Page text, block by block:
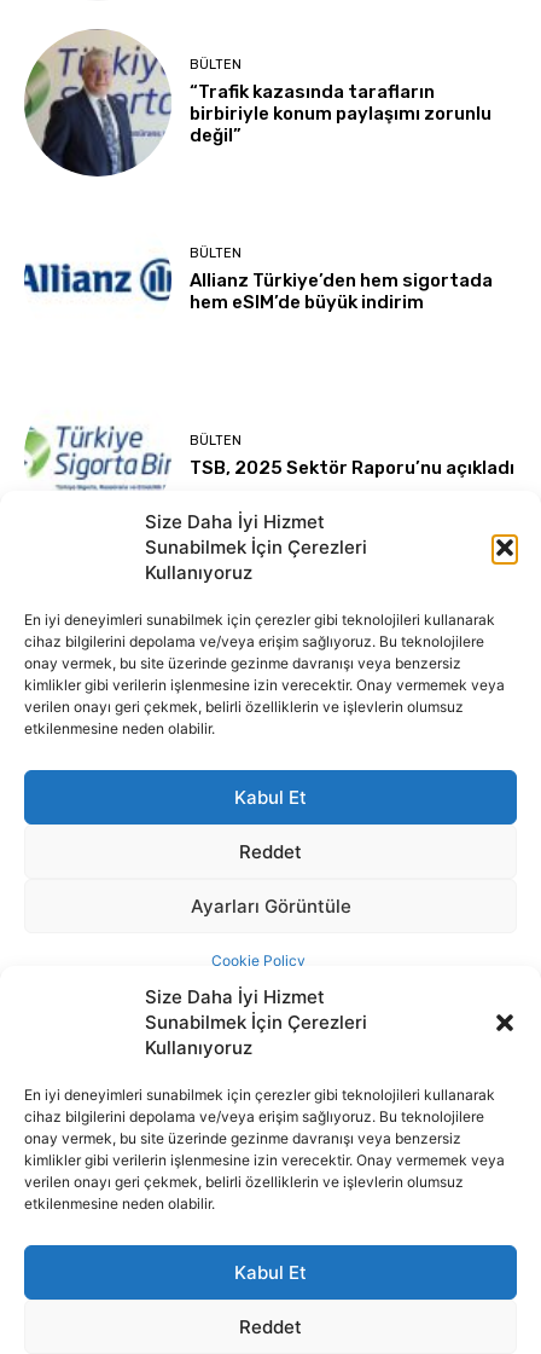
Size Daha İyi Hizmet
Sunabilmek İçin Çerezleri
Kullanıyoruz
En iyi deneyimleri sunabilmek için çerezler gibi teknolojileri kullanarak
cihaz bilgilerini depolama ve/veya erişim sağlıyoruz. Bu teknolojilere
onay vermek, bu site üzerinde gezinme davranışı veya benzersiz
kimlikler gibi verilerin işlenmesine izin verecektir. Onay vermemek veya
verilen onayı geri çekmek, belirli özelliklerin ve işlevlerin olumsuz
etkilenmesine neden olabilir.
Kabul Et
Reddet
İnternet portalımızda yer alan tüm haber metini, resim ve benzeri
içeriğin hakları Sigortamedya Yayıncılık A.Ş.'ye aittir. Hiçbir şekilde
basılı ya da elektronik bir ortamda, kaynak gösterilse bile izin
alınmadan kullanılamaz.